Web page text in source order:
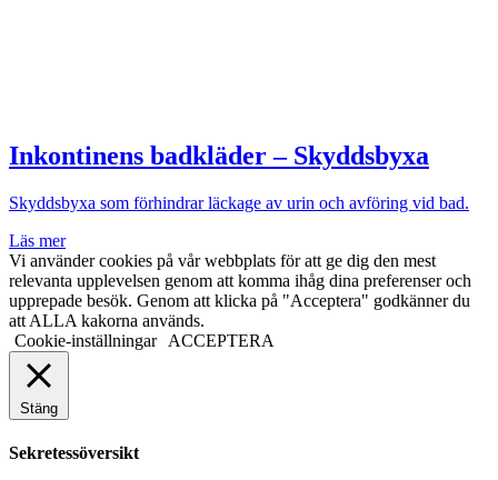
Inkontinens badkläder – Skyddsbyxa
Skyddsbyxa som förhindrar läckage av urin och avföring vid bad.
Läs mer
Vi använder cookies på vår webbplats för att ge dig den mest
relevanta upplevelsen genom att komma ihåg dina preferenser och
upprepade besök. Genom att klicka på "Acceptera" godkänner du
att ALLA kakorna används.
Cookie-inställningar
ACCEPTERA
Stäng
Sekretessöversikt